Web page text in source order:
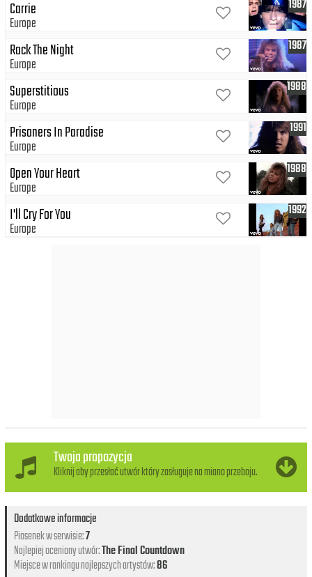
1987
Carrie
Europe
1987
Rock The Night
Europe
1988
Superstitious
Europe
1991
Prisoners In Paradise
Europe
1988
Open Your Heart
Europe
1992
I'll Cry For You
Europe
Twoja propozycja
Kliknij aby przesłać utwór który zasługuje na miano przeboju.
Dodatkowe informacje
Piosenek w serwisie:7
Najlepiej oceniony utwór:The Final Countdown
Miejsce w rankingu najlepszych artystów:86